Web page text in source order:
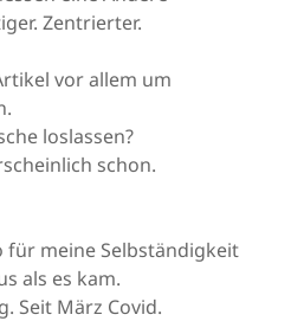
Zentrierter.
vor allem um
loslassen?
schon.
für meine Selbständigkeit
als es kam.
Seit März Covid.